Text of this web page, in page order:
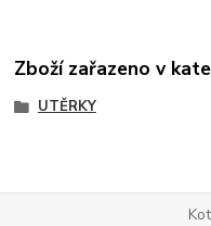
Zboží zařazeno v
UTĚRKY